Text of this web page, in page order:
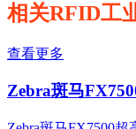
相关RFID工
查看更多
Zebra斑马